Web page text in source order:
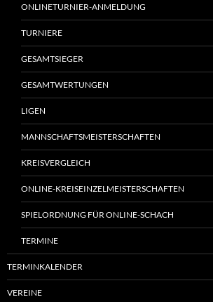
ONLINETURNIER-ANMELDUNG
TURNIERE
GESAMTSIEGER
GESAMTWERTUNGEN
LIGEN
MANNSCHAFTSMEISTERSCHAFTEN
KREISVERGLEICH
ONLINE-KREISEINZELMEISTERSCHAFTEN
SPIELORDNUNG FÜR ONLINE-SCHACH
TERMINE
TERMINKALENDER
VEREINE